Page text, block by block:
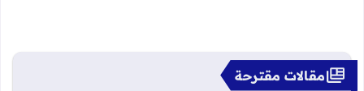
مقالات مقترحة